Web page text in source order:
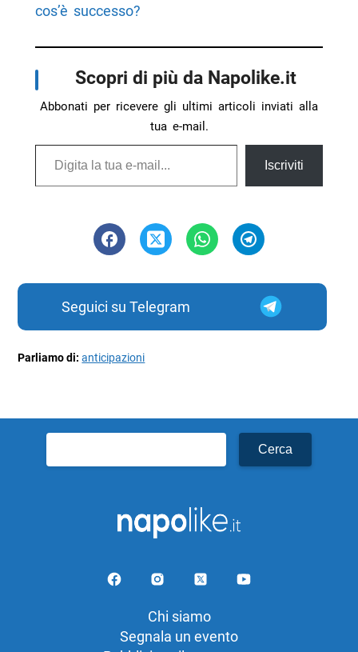
cos’è successo?
Scopri di più da Napolike.it
Abbonati per ricevere gli ultimi articoli inviati alla
tua e-mail.
Digita la tua e-mail...
Iscriviti
Seguici su Telegram
Parliamo di:anticipazioni
per:
Chi siamo
Segnala un evento